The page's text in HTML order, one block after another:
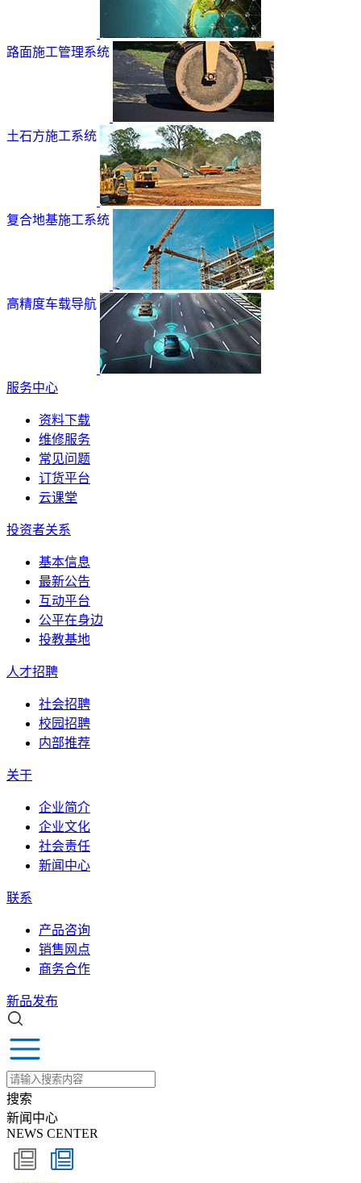
路面施工管理系统
土石方施工系统
复合地基施工系统
高精度车载导航
服务中心
资料下载
维修服务
常见问题
订货平台
云课堂
投资者关系
基本信息
最新公告
互动平台
公平在身边
投教基地
人才招聘
社会招聘
校园招聘
内部推荐
关于
企业简介
企业文化
社会责任
新闻中心
联系
产品咨询
销售网点
商务合作
新品发布
搜索
新闻中心
NEWS CENTER